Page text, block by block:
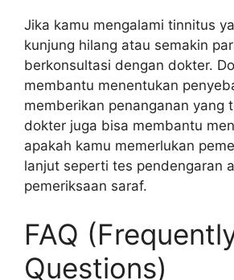
Jika kamu mengalami tinnitus
kunjung hilang atau semakin
berkonsultasi dengan dokter.
membantu menentukan
memberikan penanganan yang
dokter juga bisa membantu
apakah kamu memerlukan
lanjut seperti tes pendengaran
pemeriksaan saraf.
FAQ
Questions)